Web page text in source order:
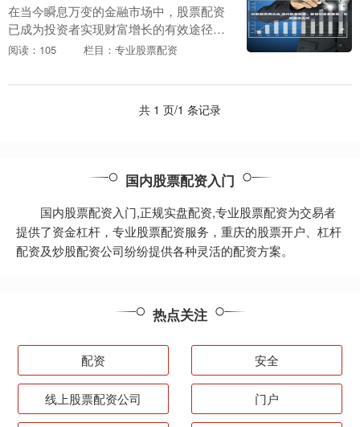
在当今瞬息万变的金融市场中，股票配资
已成为投资者实现财富增长的有效途径。
抚州股票配资，作为业内领先的配资平
务，助您解锁财富新....
阅读：105 栏目：专业股票配资
共 1 页/1 条记录
国内股票配资入门
国内股票配资入门,正规实盘配资,专业股票配资为交易者
提供了资金杠杆，专业股票配资服务，重庆的股票开户、杠杆
配资及炒股配资公司纷纷提供各种灵活的配资方案。
热点关注
配资 安全
线上股票配资公司 门户